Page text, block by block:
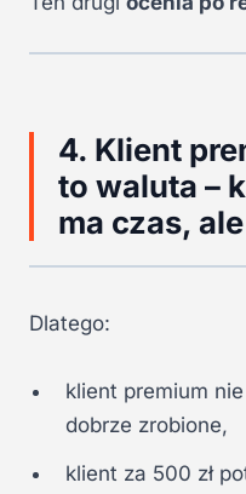
4. Klient
to waluta –
ma czas,
Dlatego:
klient premium
dobrze zrobione,
klient za 500 zł